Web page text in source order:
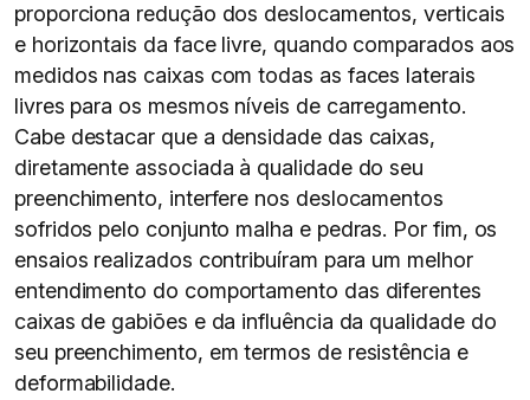
proporciona redução dos deslocamentos, verticais
e horizontais da face livre, quando comparados aos
medidos nas caixas com todas as faces laterais
livres para os mesmos níveis de carregamento.
Cabe destacar que a densidade das caixas,
diretamente associada à qualidade do seu
preenchimento, interfere nos deslocamentos
sofridos pelo conjunto malha e pedras. Por fim, os
ensaios realizados contribuíram para um melhor
entendimento do comportamento das diferentes
caixas de gabiões e da influência da qualidade do
seu preenchimento, em termos de resistência e
deformabilidade.